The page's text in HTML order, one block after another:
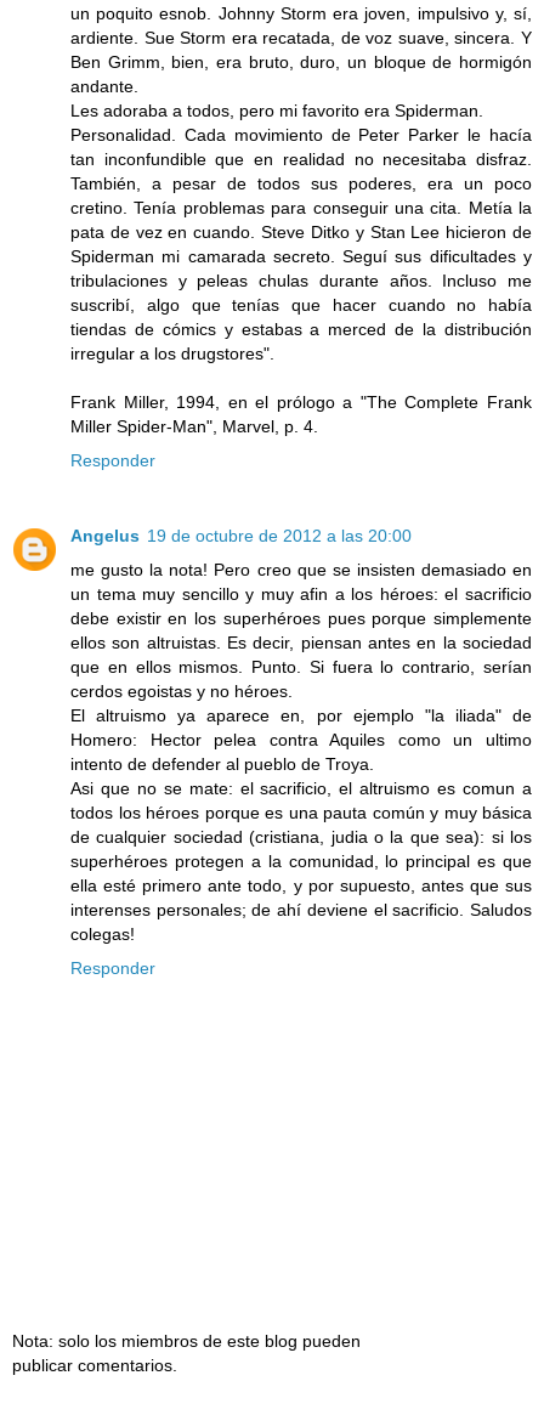
un poquito esnob. Johnny Storm era joven, impulsivo y, sí,
ardiente. Sue Storm era recatada, de voz suave, sincera. Y
Ben Grimm, bien, era bruto, duro, un bloque de hormigón
andante.
Les adoraba a todos, pero mi favorito era Spiderman.
Personalidad. Cada movimiento de Peter Parker le hacía
tan inconfundible que en realidad no necesitaba disfraz.
También, a pesar de todos sus poderes, era un poco
cretino. Tenía problemas para conseguir una cita. Metía la
pata de vez en cuando. Steve Ditko y Stan Lee hicieron de
Spiderman mi camarada secreto. Seguí sus dificultades y
tribulaciones y peleas chulas durante años. Incluso me
suscribí, algo que tenías que hacer cuando no había
tiendas de cómics y estabas a merced de la distribución
irregular a los drugstores".
Frank Miller, 1994, en el prólogo a "The Complete Frank
Miller Spider-Man", Marvel, p. 4.
Responder
Angelus 19 de octubre de 2012 a las 20:00
me gusto la nota! Pero creo que se insisten demasiado en
un tema muy sencillo y muy afin a los héroes: el sacrificio
debe existir en los superhéroes pues porque simplemente
ellos son altruistas. Es decir, piensan antes en la sociedad
que en ellos mismos. Punto. Si fuera lo contrario, serían
cerdos egoistas y no héroes.
El altruismo ya aparece en, por ejemplo "la iliada" de
Homero: Hector pelea contra Aquiles como un ultimo
intento de defender al pueblo de Troya.
Asi que no se mate: el sacrificio, el altruismo es comun a
todos los héroes porque es una pauta común y muy básica
de cualquier sociedad (cristiana, judia o la que sea): si los
superhéroes protegen a la comunidad, lo principal es que
ella esté primero ante todo, y por supuesto, antes que sus
interenses personales; de ahí deviene el sacrificio. Saludos
colegas!
Responder
Nota: solo los miembros de este blog pueden
publicar comentarios.